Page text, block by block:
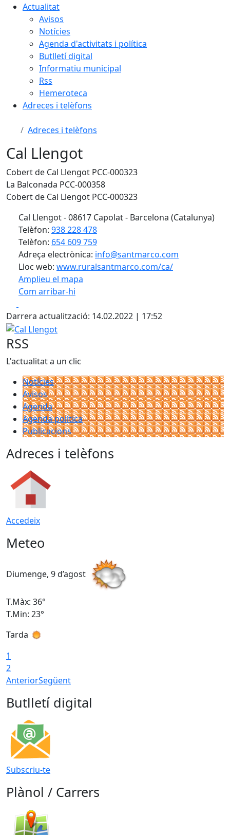
Actualitat
Avisos
Notícies
Agenda d'activitats i política
Butlletí digital
Informatiu municipal
Rss
Hemeroteca
Adreces i telèfons
Adreces i telèfons
Cal Llengot
Cobert de Cal Llengot PCC-000323
La Balconada PCC-000358
Cobert de Cal Llengot PCC-000323
Cal Llengot - 08617 Capolat - Barcelona (Catalunya)
Telèfon: 938 228 478
Telèfon: 654 609 759
Adreça electrònica: info@santmarco.com
Lloc web: www.ruralsantmarco.com/ca/
Amplieu el mapa
Com arribar-hi
+
−
Darrera actualització: 14.02.2022 | 17:52
Cal Llengot
RSS
L'actualitat a un clic
Notícies
Avisos
Agenda
Agenda política
Publicacions
Adreces i telèfons
Accedeix
Meteo
Diumenge, 9 d’agost
T.Màx: 36°
T.Min: 23°
Tarda
1
2
AnteriorSegüent
Butlletí digital
Subscriu-te
Plànol / Carrers